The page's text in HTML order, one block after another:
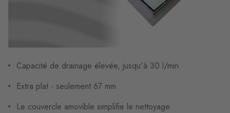
Capacité de drainage élevée, jusqu'à 30 l/min
Extra plat - seulement 67 mm
Le couvercle amovible simplifie le nettoyage